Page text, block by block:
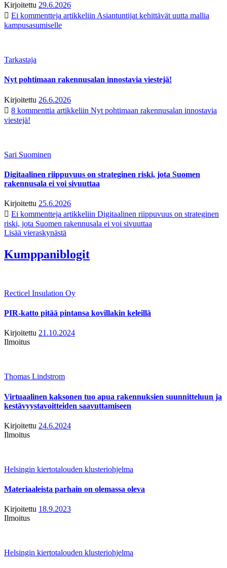
Kirjoitettu 29.6.2026
Ei kommentteja artikkeliin Asiantuntijat kehittävät uutta mallia
kampusasumiselle
Tarkastaja
Nyt pohtimaan rakennusalan innostavia viestejä!
Kirjoitettu 26.6.2026
8 kommenttia artikkeliin Nyt pohtimaan rakennusalan innostavia
viestejä!
Sari Suominen
Digitaalinen riippuvuus on strateginen riski, jota Suomen
rakennusala ei voi sivuuttaa
Kirjoitettu 25.6.2026
Ei kommentteja artikkeliin Digitaalinen riippuvuus on strateginen
riski, jota Suomen rakennusala ei voi sivuuttaa
Lisää vieraskynästä
Kumppaniblogit
Recticel Insulation Oy
PIR-katto pitää pintansa kovillakin keleillä
Kirjoitettu 21.10.2024
Ilmoitus
Thomas Lindstrom
Virtuaalinen kaksonen tuo apua rakennuksien suunnitteluun ja
kestävyystavoitteiden saavuttamiseen
Kirjoitettu 24.6.2024
Ilmoitus
Helsingin kiertotalouden klusteriohjelma
Materiaaleista parhain on olemassa oleva
Kirjoitettu 18.9.2023
Ilmoitus
Helsingin kiertotalouden klusteriohjelma